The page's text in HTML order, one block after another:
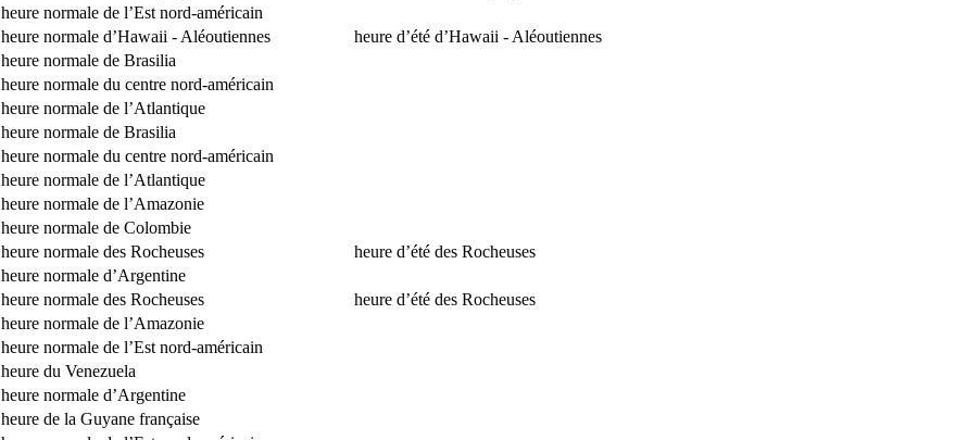
heure normale de l’Est nord-américain
heure normale d’Hawaii - Aléoutiennes
heure d’été d’Hawaii - Aléoutiennes
heure normale de Brasilia
heure normale du centre nord-américain
heure normale de l’Atlantique
heure normale de Brasilia
heure normale du centre nord-américain
heure normale de l’Atlantique
heure normale de l’Amazonie
heure normale de Colombie
heure normale des Rocheuses
heure d’été des Rocheuses
heure normale d’Argentine
heure normale des Rocheuses
heure d’été des Rocheuses
heure normale de l’Amazonie
heure normale de l’Est nord-américain
heure du Venezuela
heure normale d’Argentine
heure de la Guyane française